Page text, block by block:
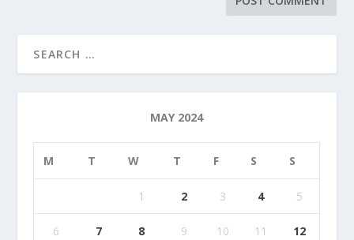
MAY 2024
M T W T F S S
1 2 3 4 5
6 7 8 9 10 11 12